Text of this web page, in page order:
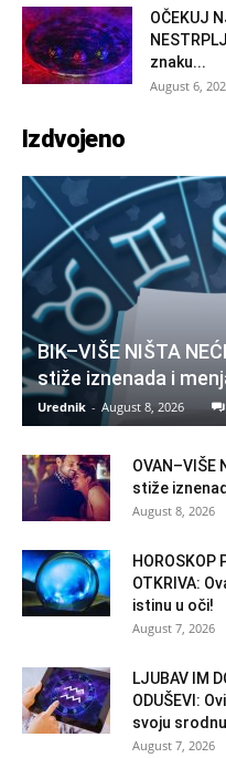
OČEKUJ
znaku...
August 6,
Izdvojeno
BIK–VIŠE NIŠTA
stiže iznenada i
Urednik - August 8, 2026
OVAN–VIŠE
stiže
August 8, 2026
HOROSKOP
OTKRIVA:
istinu u oči!
August 7, 2026
LJUBAV IM
ODUŠEVI:
svoju
August 7, 2026